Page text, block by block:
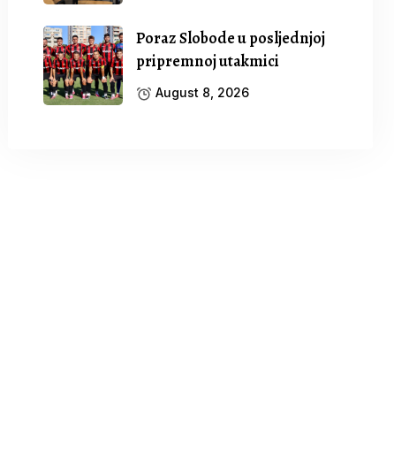
Poraz Slobode u posljednjoj
pripremnoj utakmici
August 8, 2026